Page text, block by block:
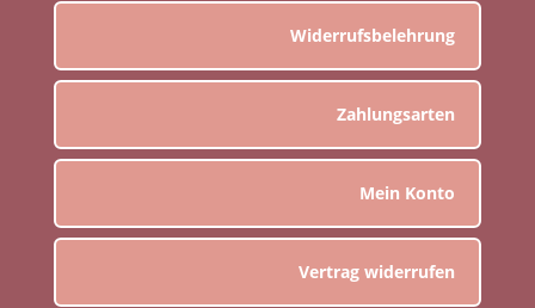
Widerrufsbelehrung
Zahlungsarten
Mein Konto
Vertrag widerrufen